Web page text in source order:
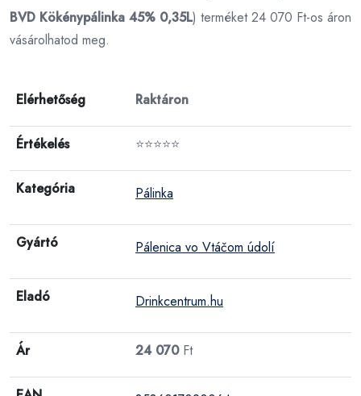
BVD Kökénypálinka 45% 0,35L) terméket 24 070 Ft-os áron
vásárolhatod meg.
Elérhetőség Raktáron
Értékelés ⭐⭐⭐⭐⭐
Kategória Pálinka
Gyártó Pálenica vo Vtáčom údolí
Eladó Drinkcentrum.hu
Ár 24 070Ft